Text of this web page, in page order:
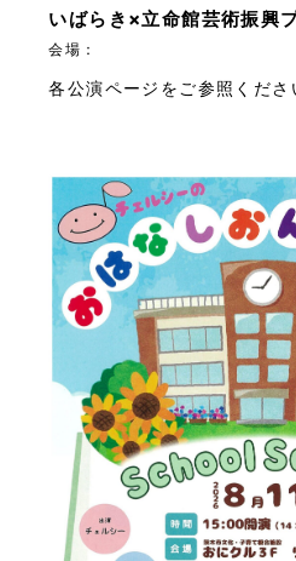
いばらき×立命館芸術振興
会場：
各公演ページをご参照くださ